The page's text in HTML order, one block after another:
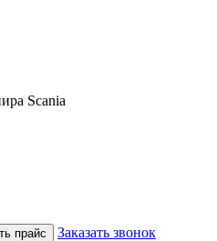
Scania
прайс
Заказать звонок